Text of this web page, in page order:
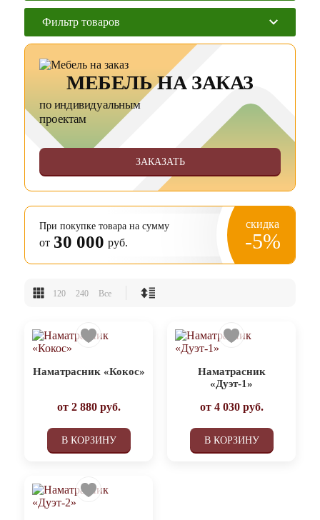
Фильтр товаров
МЕБЕЛЬ НА ЗАКАЗ
по индивидуальным
проектам
ЗАКАЗАТЬ
При покупке товара на сумму
от 30 000 руб.
скидка
-5%
120 240 Все
Наматрасник «Кокос»
от 2 880руб.
В КОРЗИНУ
Наматрасник
«Дуэт-1»
от 4 030руб.
В КОРЗИНУ